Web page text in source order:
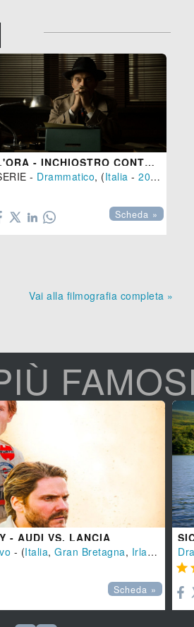
, Irlanda-2024), 109 min.
L'ORA - INCHIOSTRO CONTRO PIOMBO
- Drammatico, (Italia - 2022
Scheda »
Vai alla filmografia completa »
FAMOSI
- AUDI VS. LANCIA
- (Italia, Gran Bretagna, Irlanda
Scheda »
